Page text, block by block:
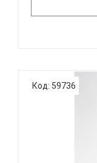
качество
стараться
Прекрасный
одним из
слух у
Код: 59736